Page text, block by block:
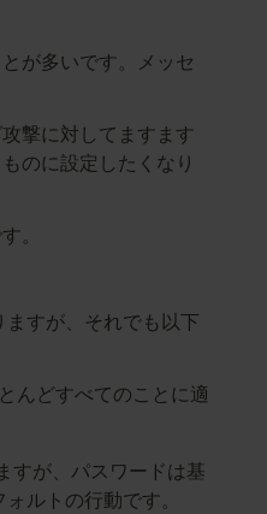
が多いです。メッセ
撃に対してますます
のに設定したくなり
。
すが、それでも以下
んどすべてのことに適
すが、パスワードは基
ルトの行動です。